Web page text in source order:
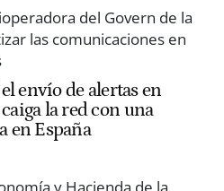
envío de alertas en
la red con una
en España